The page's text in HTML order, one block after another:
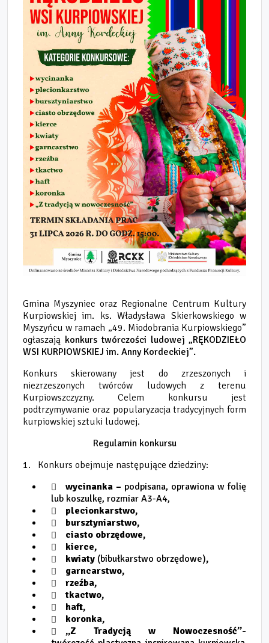
Gmina Myszyniec oraz Regionalne Centrum Kultury
Kurpiowskiej im. ks. Władysława Skierkowskiego w
Myszyńcu w ramach „49. Miodobrania Kurpiowskiego”
ogłaszają konkurs twórczości ludowej „RĘKODZIEŁO
WSI KURPIOWSKIEJ im. Anny Kordeckiej”.
Konkurs skierowany jest do zrzeszonych i
niezrzeszonych twórców ludowych z terenu
Kurpiowszczyzny. Celem konkursu jest
podtrzymywanie oraz popularyzacja tradycyjnych form
kurpiowskiej sztuki ludowej.
Regulamin konkursu
1.
Konkurs obejmuje następujące dziedziny:
wycinanka – podpisana, oprawiona w folię
lub koszulkę, rozmiar A3-A4,
plecionkarstwo,
bursztyniarstwo,
ciasto obrzędowe,
kierce,
kwiaty (bibułkarstwo obrzędowe),
garncarstwo,
rzeźba,
tkactwo,
haft,
koronka,
„Z Tradycją w Nowoczesność”-